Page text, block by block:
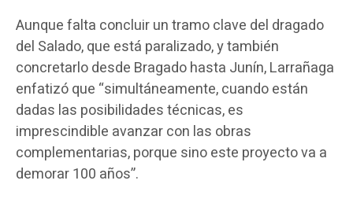
Aunque falta concluir un tramo clave del dragado
del Salado, que está paralizado, y también
concretarlo desde Bragado hasta Junín, Larrañaga
enfatizó que “simultáneamente, cuando están
dadas las posibilidades técnicas, es
imprescindible avanzar con las obras
complementarias, porque sino este proyecto va a
demorar 100 años”.